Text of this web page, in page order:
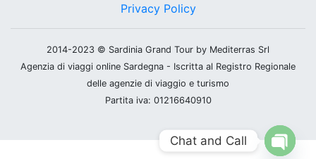
Privacy Policy
2014-2023 © Sardinia Grand Tour by Mediterras Srl
Agenzia di viaggi online Sardegna - Iscritta al Registro Regionale
delle agenzie di viaggio e turismo
Partita iva: 01216640910
Chat and Call